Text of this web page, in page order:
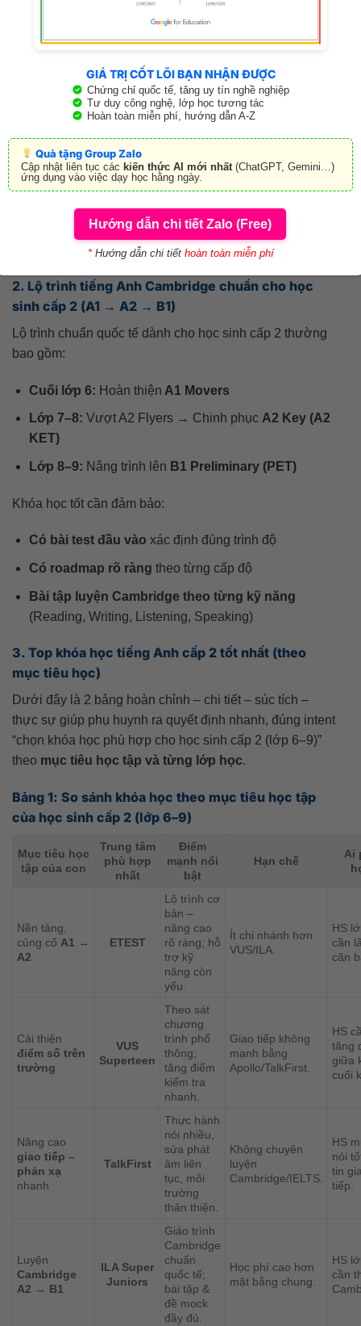
Đọc – viết – nói theo format bài thi
→ Cần khóa cólộ trình Cambridge chuẩn, bài tập theo
dạng đề thật.
1.3. Học để nâng điểm trên lớp / thi cuối kỳ
Tập trung ngữ pháp – từ vựng – kỹ năng làm bài
Nắm chắc chương trình SGK
→ Cần khóa học “vừa đủ”, giúp cải thiện điểm nhanh.
2. Lộ trình tiếng Anh Cambridge chuẩn cho học
sinh cấp 2 (A1 → A2 → B1)
Lộ trình chuẩn quốc tế dành cho học sinh cấp 2 thường
bao gồm:
Cuối lớp 6: Hoàn thiện A1 Movers
Lớp 7–8: Vượt A2 Flyers → Chinh phục A2 Key (A2
KET)
Lớp 8–9: Nâng trình lên B1 Preliminary (PET)
Khóa học tốt cần đảm bảo:
Có bài test đầu vào xác định đúng trình độ
Có roadmap rõ ràng theo từng cấp độ
Bài tập luyện Cambridge theo từng kỹ năng
(Reading, Writing, Listening, Speaking)
3. Top khóa học tiếng Anh cấp 2 tốt nhất (theo
mục tiêu học)
Dưới đây là 2 bảng hoàn chỉnh – chi tiết – súc tích –
thực sự giúp phụ huynh ra quyết định nhanh, đúng intent
“chọn khóa học phù hợp cho học sinh cấp 2 (lớp 6–9)”
theo mục tiêu học tập và từng lớp học.
Bảng 1: So sánh khóa học theo mục tiêu học tập
của học sinh cấp 2 (lớp 6–9)
Mục tiêu học
tập của con
Trung tâm
phù hợp
nhất
Điểm
mạnh nổi
bật
Hạn chế
Ai
Nền tảng,
củng cố A1 →
A2
ETEST
Lộ trình cơ
bản –
nâng cao
rõ ràng; hỗ
trợ kỹ
năng còn
yếu.
Ít chi nhánh hơn
VUS/ILA.
HS
cần
căn
Cải thiện
điểm số trên
trường
VUS
Superteen
Theo sát
chương
trình phổ
thông;
tăng điểm
kiểm tra
nhanh.
Giao tiếp không
mạnh bằng
Apollo/TalkFirst.
HS
tăng
giữa
cuối
Nâng cao
giao tiếp –
phản xạ
nhanh
TalkFirst
Thực hành
nói nhiều,
sửa phát
âm liên
tục, môi
trường
thân thiện.
Không chuyên
luyện
Cambridge/IELTS.
HS
nói
tin
tiếp.
Luyện
Cambridge
A2 → B1
ILA Super
Juniors
Giáo trình
Cambridge
chuẩn
quốc tế;
bài tập &
đề mock
đầy đủ.
Học phí cao hơn
mặt bằng chung.
HS
cần
GIÁ TRỊ CỐT LÕI BẠN NHẬN ĐƯỢC
Chứng chỉ quốc tế, tăng uy tín nghề nghiệp
Tư duy công nghệ, lớp học tương tác
Hoàn toàn miễn phí, hướng dẫn A-Z
Quà tặng Group Zalo
Cập nhật liên tục các kiến thức AI mới nhất (ChatGPT, Gemini…)
ứng dụng vào việc dạy học hằng ngày.
Hướng dẫn chi tiết Zalo (Free)
* Hướng dẫn chi tiết hoàn toàn miễn phí